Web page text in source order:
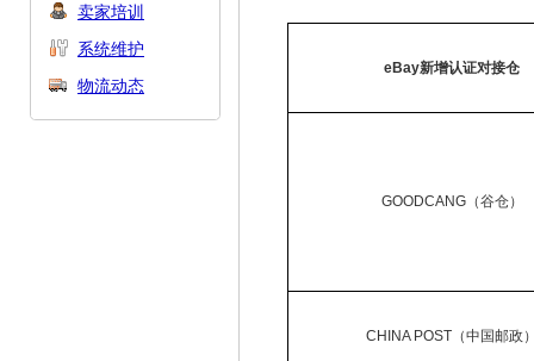
卖家培训
系统维护
物流动态
eBay新增认证对接仓
GOODCANG（谷仓）
CHINA POST（中国邮政